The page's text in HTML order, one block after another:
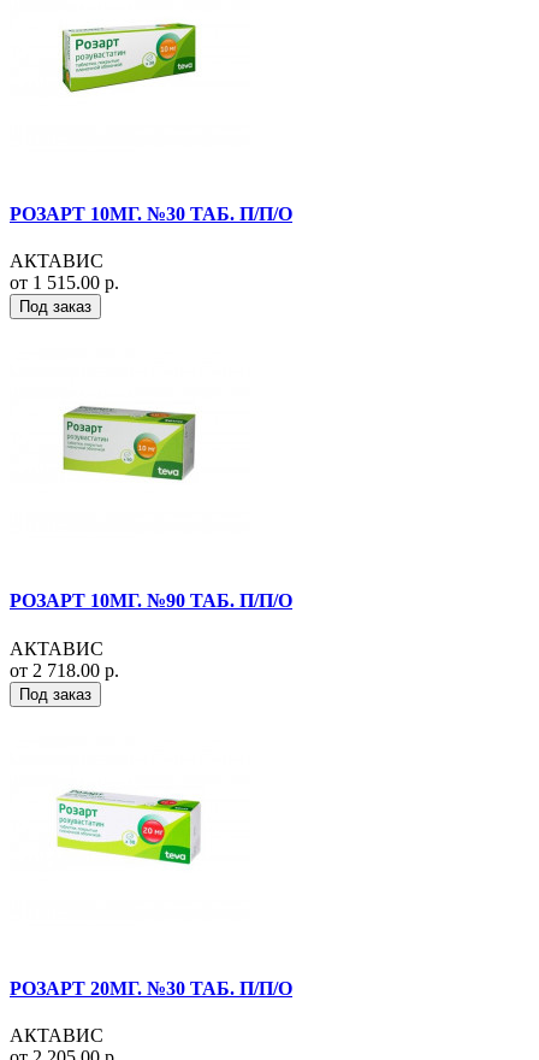
РОЗАРТ 10МГ. №30 ТАБ. П/П/О
АКТАВИС
от 1 515.00 р.
Под заказ
РОЗАРТ 10МГ. №90 ТАБ. П/П/О
АКТАВИС
от 2 718.00 р.
Под заказ
РОЗАРТ 20МГ. №30 ТАБ. П/П/О
АКТАВИС